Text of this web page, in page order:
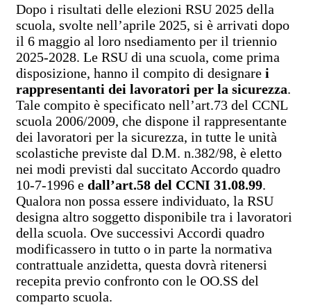
Dopo i risultati delle elezioni RSU 2025 della
scuola, svolte nell’aprile 2025, si è arrivati dopo
il 6 maggio al loro nsediamento per il triennio
2025-2028. Le RSU di una scuola, come prima
disposizione, hanno il compito di designare i
rappresentanti dei lavoratori per la sicurezza.
Tale compito è specificato nell’art.73 del CCNL
scuola 2006/2009, che dispone il rappresentante
dei lavoratori per la sicurezza, in tutte le unità
scolastiche previste dal D.M. n.382/98, è eletto
nei modi previsti dal succitato Accordo quadro
10-7-1996 e dall’art.58 del CCNI 31.08.99.
Qualora non possa essere individuato, la RSU
designa altro soggetto disponibile tra i lavoratori
della scuola. Ove successivi Accordi quadro
modificassero in tutto o in parte la normativa
contrattuale anzidetta, questa dovrà ritenersi
recepita previo confronto con le OO.SS del
comparto scuola.